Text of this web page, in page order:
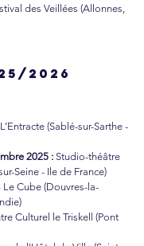
des Veillées (Allonnes,
2026
L’Entracte (Sablé-sur-Sarthe -
2025 : Studio-théâtre
Seine - Ile de France)
Le Cube (Douvres-la-
Culturel le Triskell (Pont